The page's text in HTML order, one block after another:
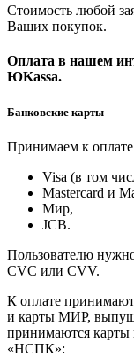
Стоимость любой
Ваших покупок.
Оплата в нашем
ЮKassa.
Банковские карты
Принимаем к
Visa (в том
Masterсard и
Мир,
JCB.
Пользователю
CVC или CVV.
К оплате
и карты МИР,
принимаются карты
«НСПК»: